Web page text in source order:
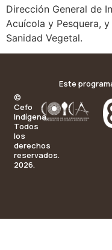
Dirección General de
Acuícola y Pesquera,
Sanidad Vegetal.
©
Cefo
Indígena.
Todos
los
derechos
reservados.
2026.
Este